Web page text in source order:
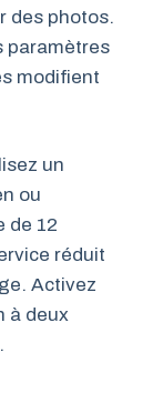
des photos.
paramètres
modifient
un
ou
de 12
réduit
Activez
à deux